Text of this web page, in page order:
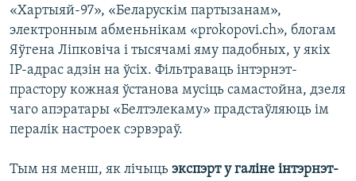
«Хартыяй-97», «Беларускім партызанам»,
электронным абменьнікам «prokopovi.ch», блогам
Яўгена Ліпковіча і тысячамі яму падобных, у якіх
IP-адрас адзін на ўсіх. Фільтраваць інтэрнэт-
прастору кожная ўстанова мусіць самастойна, дзеля
чаго апэратары «Белтэлекаму» прадстаўляюць ім
пералік настроек сэрвэраў.
Тым ня менш, як лічыць экспэрт у галіне інтэрнэт-